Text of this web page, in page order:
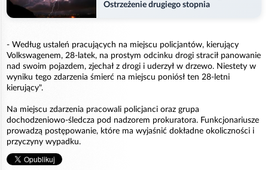
Ostrzeżenie drugiego stopnia
- Według ustaleń pracujących na miejscu policjantów, kierujący
Volkswagenem, 28-latek, na prostym odcinku drogi stracił panowanie
nad swoim pojazdem, zjechał z drogi i uderzył w drzewo. Niestety w
wyniku tego zdarzenia śmierć na miejscu poniósł ten 28-letni
kierujący".
Na miejscu zdarzenia pracowali policjanci oraz grupa
dochodzeniowo-śledcza pod nadzorem prokuratora. Funkcjonariusze
prowadzą postępowanie, które ma wyjaśnić dokładne okoliczności i
przyczyny wypadku.